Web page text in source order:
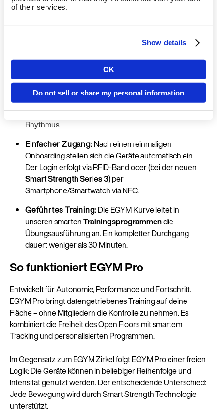
of their services.
Show details
OK
Do not sell or share my personal information
Entwickelt für Sicherheit, Klarheit und Konstanz. Der EGYM
ideale Training für alle, die ein zugängliches, effektives und
zeiteffizientes Workout ohne langes Nachdenken suchen.
Synchronisierter Ablauf:Die Maschinen sind
getaktet, die Mitglieder trainieren gemeinsam im
Rhythmus.
Einfacher Zugang: Nach einem einmaligen
Onboarding stellen sich die Geräte automatisch ein.
Der Login erfolgt via RFID-Band oder (bei der neuen
Smart Strength Series 3) per
Smartphone/Smartwatch via NFC.
Geführtes Training: Die EGYM Kurve leitet in
unseren smartenTrainingsprogrammendie
Übungsausführung an. Ein kompletter Durchgang
dauert weniger als 30 Minuten.
So funktioniert EGYM Pro
Entwickelt für Autonomie, Performance und Fortschritt.
EGYM Pro bringt datengetriebenes Training auf deine
Fläche – ohne Mitgliedern die Kontrolle zu nehmen. Es
kombiniert die Freiheit des Open Floors mit smartem
Tracking und personalisierten Programmen.
Im Gegensatz zum EGYM Zirkel folgt EGYM Pro einer freien
Logik: Die Geräte können in beliebiger Reihenfolge und
Intensität genutzt werden. Der entscheidende Unterschied:
Jede Bewegung wird durch Smart Strength Technologie
unterstützt.